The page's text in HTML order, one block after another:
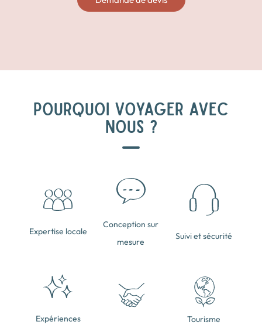
POURQUOI VOYAGER AVEC
NOUS ?
Expertise locale
Conception sur
mesure
Suivi et sécurité
Expériences
Tourisme